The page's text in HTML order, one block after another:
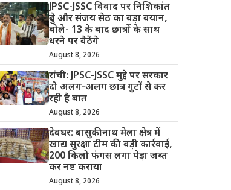
JPSC-JSSC विवाद पर निशिकांत
दुबे और संजय सेठ का बड़ा बयान,
बोले- 13 के बाद छात्रों के साथ
धरने पर बैठेंगे
August 8, 2026
रांची: JPSC-JSSC मुद्दे पर सरकार
दो अलग-अलग छात्र गुटों से कर
रही है बात
August 8, 2026
देवघर: बासुकीनाथ मेला क्षेत्र में
खाद्य सुरक्षा टीम की बड़ी कार्रवाई,
200 किलो फंगस लगा पेड़ा जब्त
कर नष्ट कराया
August 8, 2026